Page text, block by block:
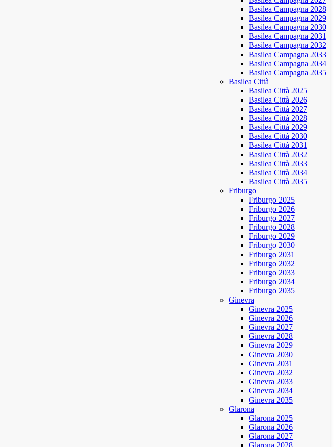
Basilea Campagna 2028
Basilea Campagna 2029
Basilea Campagna 2030
Basilea Campagna 2031
Basilea Campagna 2032
Basilea Campagna 2033
Basilea Campagna 2034
Basilea Campagna 2035
Basilea Città
Basilea Città 2025
Basilea Città 2026
Basilea Città 2027
Basilea Città 2028
Basilea Città 2029
Basilea Città 2030
Basilea Città 2031
Basilea Città 2032
Basilea Città 2033
Basilea Città 2034
Basilea Città 2035
Friburgo
Friburgo 2025
Friburgo 2026
Friburgo 2027
Friburgo 2028
Friburgo 2029
Friburgo 2030
Friburgo 2031
Friburgo 2032
Friburgo 2033
Friburgo 2034
Friburgo 2035
Ginevra
Ginevra 2025
Ginevra 2026
Ginevra 2027
Ginevra 2028
Ginevra 2029
Ginevra 2030
Ginevra 2031
Ginevra 2032
Ginevra 2033
Ginevra 2034
Ginevra 2035
Glarona
Glarona 2025
Glarona 2026
Glarona 2027
Glarona 2028